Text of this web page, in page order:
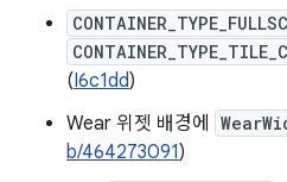
(I6c1dd)
Wear 위젯 배경에
b/464273091)